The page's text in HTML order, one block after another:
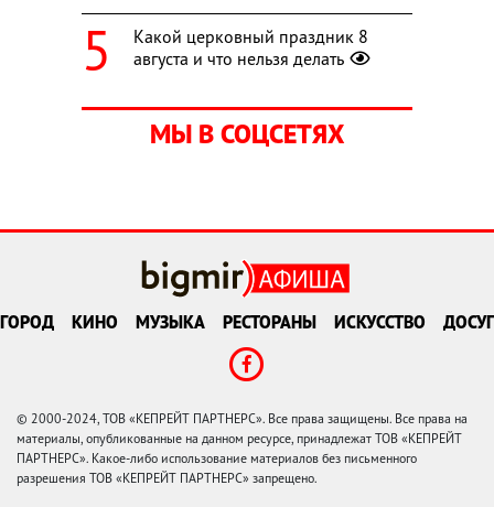
Какой церковный праздник 8
августа и что нельзя делать
МЫ В СОЦСЕТЯХ
ГОРОД КИНО МУЗЫКА РЕСТОРАНЫ ИСКУССТВО ДОСУГ
© 2000-2024, ТОВ «КЕПРЕЙТ ПАРТНЕРС». Все права защищены. Все права на
материалы, опубликованные на данном ресурсе, принадлежат ТОВ «КЕПРЕЙТ
ПАРТНЕРС». Какое-либо использование материалов без письменного
разрешения ТОВ «КЕПРЕЙТ ПАРТНЕРС» запрещено.